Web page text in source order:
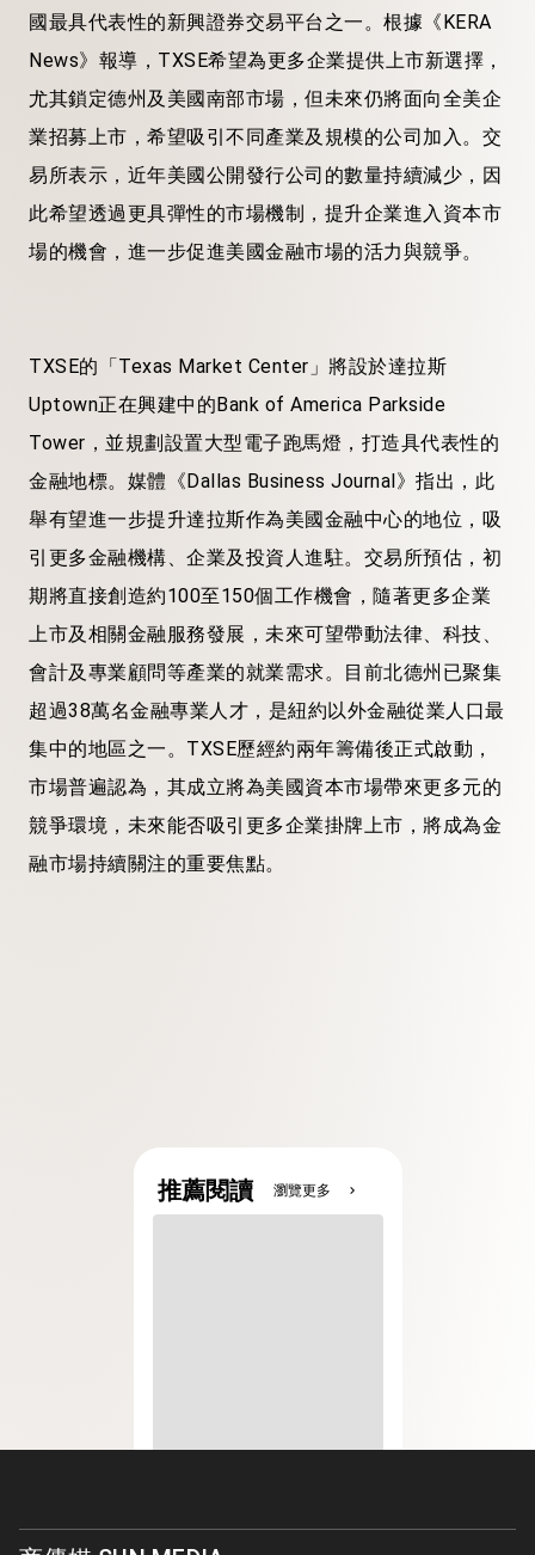
國最具代表性的新興證券交易平台之一。根據《KERA
News》報導，TXSE希望為更多企業提供上市新選擇，
尤其鎖定德州及美國南部市場，但未來仍將面向全美企
業招募上市，希望吸引不同產業及規模的公司加入。交
易所表示，近年美國公開發行公司的數量持續減少，因
此希望透過更具彈性的市場機制，提升企業進入資本市
場的機會，進一步促進美國金融市場的活力與競爭。
TXSE的「Texas Market Center」將設於達拉斯
Uptown正在興建中的Bank of America Parkside
Tower，並規劃設置大型電子跑馬燈，打造具代表性的
金融地標。媒體《Dallas Business Journal》指出，此
舉有望進一步提升達拉斯作為美國金融中心的地位，吸
引更多金融機構、企業及投資人進駐。交易所預估，初
期將直接創造約100至150個工作機會，隨著更多企業
上市及相關金融服務發展，未來可望帶動法律、科技、
會計及專業顧問等產業的就業需求。目前北德州已聚集
超過38萬名金融專業人才，是紐約以外金融從業人口最
集中的地區之一。TXSE歷經約兩年籌備後正式啟動，
市場普遍認為，其成立將為美國資本市場帶來更多元的
競爭環境，未來能否吸引更多企業掛牌上市，將成為金
融市場持續關注的重要焦點。
推薦閱讀 瀏覽更多 chevron_right